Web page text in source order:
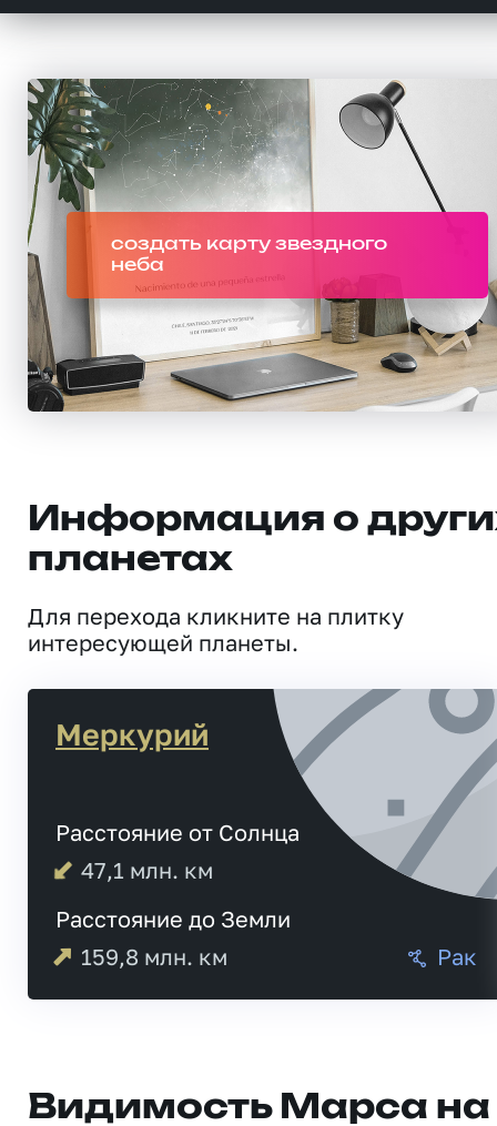
создать карту звездного
неба
Информация о
планетах
Для перехода кликните на плитку
интересующей планеты.
Меркурий
Расстояние от Солнца
47,1 млн. км
Расстояние до Земли
159,8 млн. км Рак
Видимость Марса на